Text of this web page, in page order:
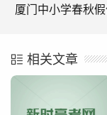
相关文章